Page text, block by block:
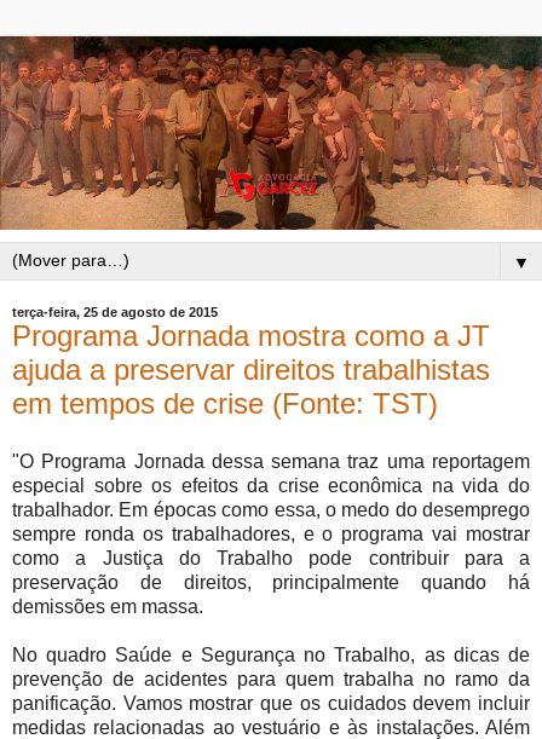
▼
terça-feira, 25 de agosto de 2015
Programa Jornada mostra como a JT
ajuda a preservar direitos trabalhistas
em tempos de crise (Fonte: TST)
"O Programa Jornada dessa semana traz uma reportagem
especial sobre os efeitos da crise econômica na vida do
trabalhador. Em épocas como essa, o medo do desemprego
sempre ronda os trabalhadores, e o programa vai mostrar
como a Justiça do Trabalho pode contribuir para a
preservação de direitos, principalmente quando há
demissões em massa.
No quadro Saúde e Segurança no Trabalho, as dicas de
prevenção de acidentes para quem trabalha no ramo da
panificação. Vamos mostrar que os cuidados devem incluir
medidas relacionadas ao vestuário e às instalações. Além